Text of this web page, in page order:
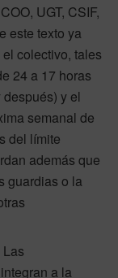
UGT, CSIF,
este texto ya
colectivo, tales
24 a 17 horas
y el
semanal de
del límite
además que
guardias o la
Las
a la